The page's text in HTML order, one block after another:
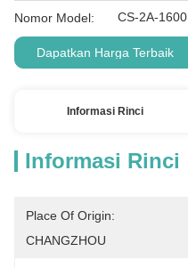
Nomor Model: CS-2A-1600
Dapatkan Harga Terbaik
Informasi Rinci
Informasi Rinci
Place Of Origin:
CHANGZHOU